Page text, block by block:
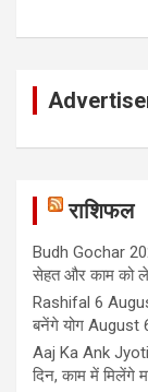
राशिफल
Budh Gochar
सेहत और काम को
Rashifal 6
बनेंगे योग August
Aaj Ka Ank
दिन, काम में मिलेंगे